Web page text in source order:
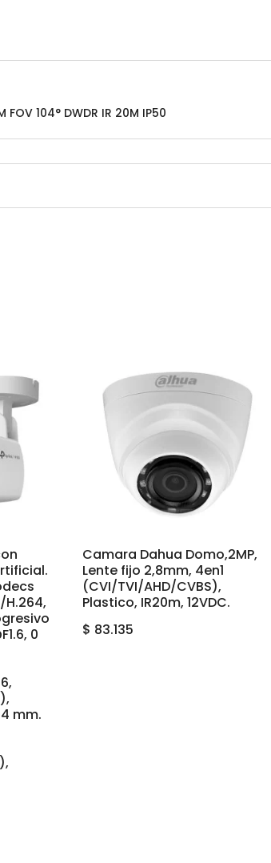
FOV 104° DWDR IR 20M IP50
0
4 mm.
Camara Dahua Domo,2MP,
Lente fijo 2,8mm, 4en1
(CVI/TVI/AHD/CVBS),
Plastico, IR20m, 12VDC.
$ 83.135